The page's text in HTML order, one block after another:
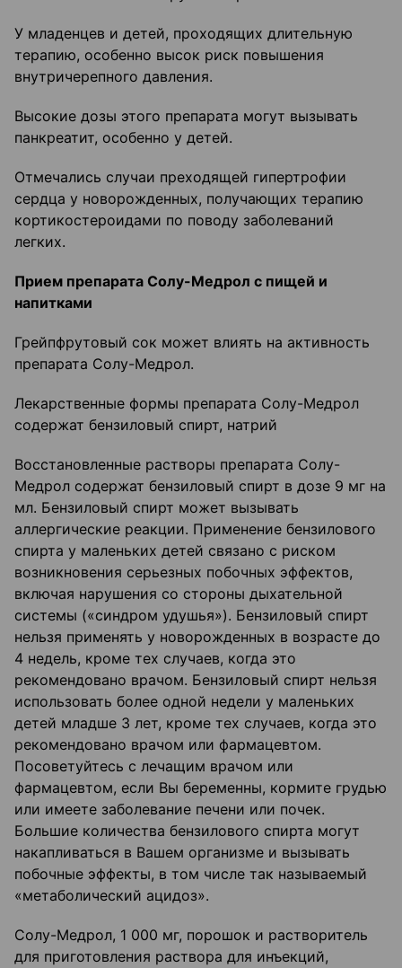
У младенцев и детей, проходящих длительную
терапию, особенно высок риск повышения
внутричерепного давления.
Высокие дозы этого препарата могут вызывать
панкреатит, особенно у детей.
Отмечались случаи преходящей гипертрофии
сердца у новорожденных, получающих терапию
кортикостероидами по поводу заболеваний
легких.
Прием препарата Солу-Медрол с пищей и
напитками
Грейпфрутовый сок может влиять на активность
препарата Солу-Медрол.
Лекарственные формы препарата Солу-Медрол
содержат бензиловый спирт, натрий
Восстановленные растворы препарата Солу-
Медрол содержат бензиловый спирт в дозе 9 мг на
мл. Бензиловый спирт может вызывать
аллергические реакции. Применение бензилового
спирта у маленьких детей связано с риском
возникновения серьезных побочных эффектов,
включая нарушения со стороны дыхательной
системы («синдром удушья»). Бензиловый спирт
нельзя применять у новорожденных в возрасте до
4 недель, кроме тех случаев, когда это
рекомендовано врачом. Бензиловый спирт нельзя
использовать более одной недели у маленьких
детей младше 3 лет, кроме тех случаев, когда это
рекомендовано врачом или фармацевтом.
Посоветуйтесь с лечащим врачом или
фармацевтом, если Вы беременны, кормите грудью
или имеете заболевание печени или почек.
Большие количества бензилового спирта могут
накапливаться в Вашем организме и вызывать
побочные эффекты, в том числе так называемый
«метаболический ацидоз».
Солу-Медрол, 1 000 мг, порошок и растворитель
для приготовления раствора для инъекций,